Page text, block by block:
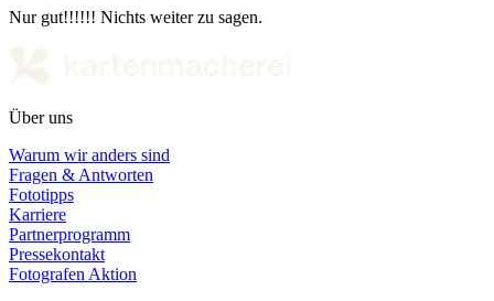
Nur gut!!!!!! Nichts weiter zu sagen.
Über uns
Warum wir anders sind
Fragen & Antworten
Fototipps
Karriere
Partnerprogramm
Pressekontakt
Fotografen Aktion